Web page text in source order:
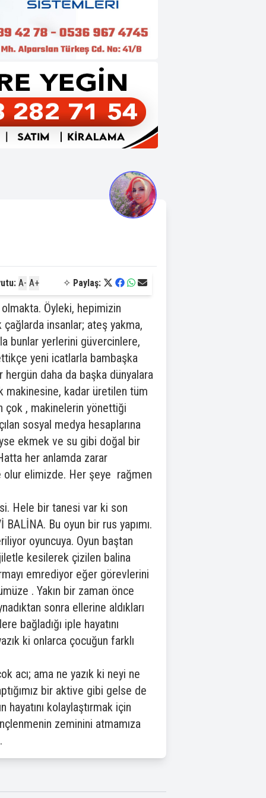
A- A+ ✧ Paylaş:
olmakta. Öyleki, hepimizin
insanlar; ateş yakma,
bunlar yerlerini güvercinlere,
yeni icatlarla bambaşka
hergün daha da başka dünyalara
makinesine, kadar üretilen tüm
çok , makinelerin yönettiği
sosyal medya hesaplarına
ekmek ve su gibi doğal bir
her anlamda zarar
olur elimizde. Her şeye rağmen
Hele bir tanesi var ki son
Bu oyun bir rus yapımı.
oyuncuya. Oyun baştan
kesilerek çizilen balina
emrediyor eğer görevlerini
. Yakın bir zaman önce
sonra ellerine aldıkları
bağladığı iple hayatını
ki onlarca çocuğun farklı
ama ne yazık ki neyi ne
bir aktive gibi gelse de
hayatını kolaylaştırmak için
zeminini atmamıza